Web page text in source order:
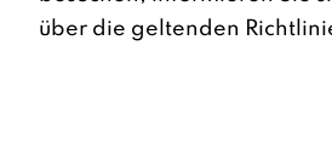
über die geltenden